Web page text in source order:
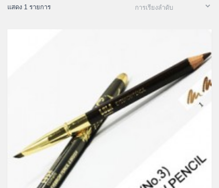
แสดง 1 รายการ